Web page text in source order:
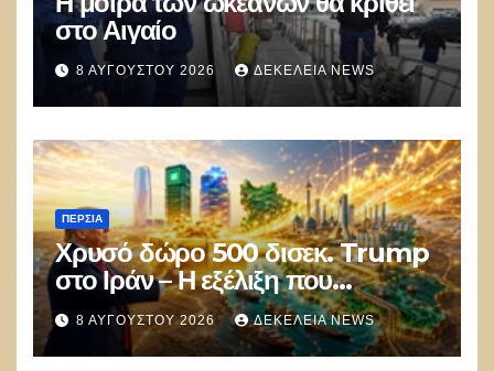
στο Αιγαίο
8 ΑΥΓΟΎΣΤΟΥ 2026 ΔΕΚΈΛΕΙΑ NEWS
ΠΕΡΣΊΑ
Χρυσό δώρο 500 δισεκ. Trump
στο Ιράν – Η εξέλιξη που
αποδίδει κέρδη μεγαλύτερα από
τις Apple, Nvidia και Google
8 ΑΥΓΟΎΣΤΟΥ 2026 ΔΕΚΈΛΕΙΑ NEWS